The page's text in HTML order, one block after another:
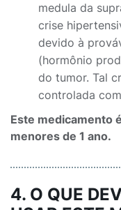
medula da
crise
devido à
(hormônio
do tumor. Tal
controlada
Este medicamento
menores de 1 ano.
4. O QUE